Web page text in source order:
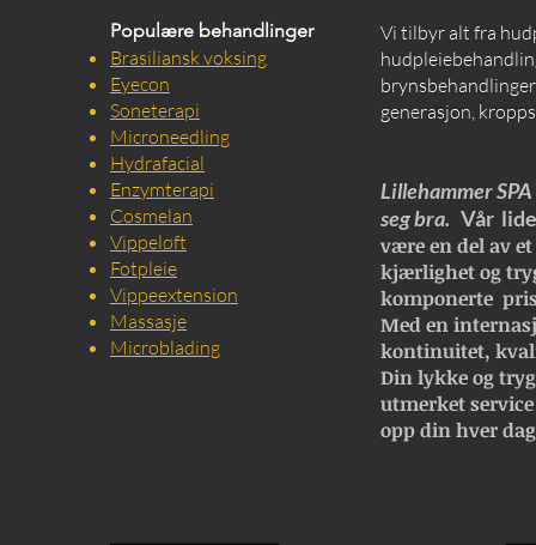
Populære behandlinger
Brasiliansk voksing
Eyecon
Soneterapi
Microneedling
Hydrafacial
Enzymterapi
Cosmelan
Vippeløft
Fotpleie
Vippeextension
Massasje
Microblading
Vi tilbyr alt fra
generasjon,
Lillehammer
seg bra. Vår
være en del av
kjærlighet og
komponerte
Med en
kontinuitet,
Din lykke og
utmerket
opp din hver